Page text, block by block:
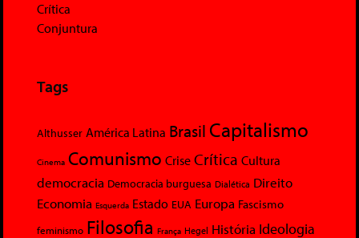
Crítica
Conjuntura
Tags
Althusser América Latina Brasil Capitalismo
Cinema Comunismo Crise Crítica Cultura
democracia Democracia burguesa Dialética Direito
Economia Esquerda Estado EUA Europa Fascismo
feminismo Filosofia França Hegel História Ideologia